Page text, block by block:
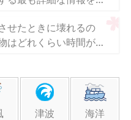
せたときに壊れるの
はどれくらい時間がか
津波 海洋